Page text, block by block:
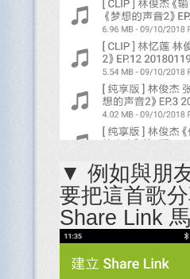
▼ 例如與朋
要把這首歌
Share Link